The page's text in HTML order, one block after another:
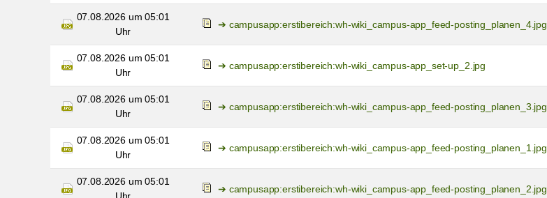
07.08.2026 um 05:01
Uhr
campusapp:erstibereich:wh-wiki_campus-app_feed-posting_planen_4.jpg
07.08.2026 um 05:01
Uhr
campusapp:erstibereich:wh-wiki_campus-app_set-up_2.jpg
07.08.2026 um 05:01
Uhr
campusapp:erstibereich:wh-wiki_campus-app_feed-posting_planen_3.jpg
07.08.2026 um 05:01
Uhr
campusapp:erstibereich:wh-wiki_campus-app_feed-posting_planen_1.jpg
07.08.2026 um 05:01
campusapp:erstibereich:wh-wiki_campus-app_feed-posting_planen_2.jpg